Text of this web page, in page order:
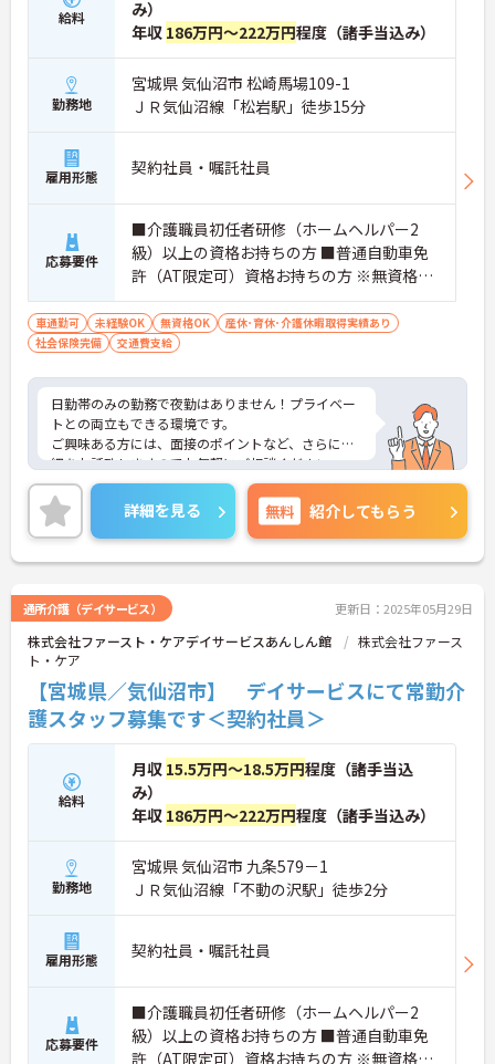
給料
み）
年収 186万円～222万円程度（諸手当込み）
勤務地
宮城県 気仙沼市 松崎馬場109-1
ＪＲ気仙沼線「松岩駅」徒歩15分
雇用形態 契約社員・嘱託社員
応募要件
■介護職員初任者研修（ホームヘルパー2
級）以上の資格お持ちの方 ■普通自動車免
許（AT限定可）資格お持ちの方 ※無資格
者、未経験者応相談
車通勤可 未経験OK 無資格OK
産休･育休･介護休暇取得実績あり
社会保険完備
交通費支給
日勤帯のみの勤務で夜勤はありません！プライベー
トとの両立もできる環境です。
ご興味ある方には、面接のポイントなど、さらに詳
細をお話致しますのでお気軽にご相談ください。
詳細を見る 無料 紹介してもらう
通所介護（デイサービス） 更新日：2025年05月29日
株式会社ファースト・ケアデイサービスあんしん館
株式会社ファース
ト・ケア
【宮城県／気仙沼市】 デイサービスにて常勤介
護スタッフ募集です＜契約社員＞
給料
月収 15.5万円～18.5万円程度（諸手当込
み）
年収 186万円～222万円程度（諸手当込み）
勤務地
宮城県 気仙沼市 九条579－1
ＪＲ気仙沼線「不動の沢駅」徒歩2分
雇用形態 契約社員・嘱託社員
応募要件
■介護職員初任者研修（ホームヘルパー2
級）以上の資格お持ちの方 ■普通自動車免
許（AT限定可）資格お持ちの方 ※無資格